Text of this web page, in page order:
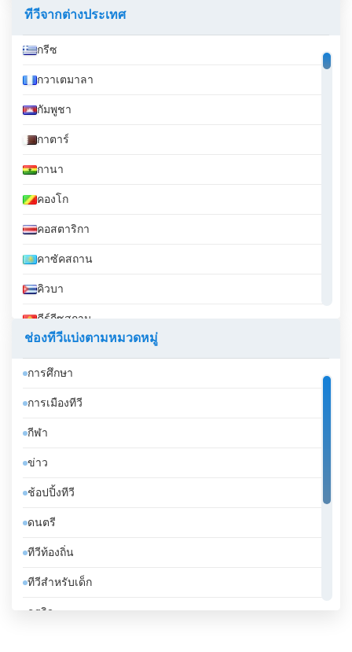
คุณสมบัติการถ่ายทอดสดและความสามารถในการรับ
ขึ้น ผ่านการแสวงหาความรู้อันศักดิ์สิทธิ์ การเพิ่มพูน
ความขัดแย้งในชีวิต ช่องนี้เสนอการเดินทางที่
ฟานมีศักยภาพที่จะปฏิวัติชีวิตของเราและมีส่วนช่วยใน
การเปลี่ยนแปลงเชิงบวกของมนุษยชาติ
Erfan Halgheh TV รับชมการถ่ายทอดสด
ออนไลน์ได้แล้วตอนนี้
ทีวีจากต่างประเทศ
กรีซ
กวาเตมาลา
กัมพูชา
กาตาร์
กานา
คองโก
คอสตาริกา
คาซัคสถาน
คิวบา
คีร์กีซสถาน
จอร์เจีย
จอร์แดน
จาเมกา
จิบูตี
จีน
ชาด
ชิลี
ซานมาริโน
ช่องทีวีแบ่งตามหมวดหมู่
การศึกษา
การเมืองทีวี
กีฬา
ข่าว
ช้อปปิ้งทีวี
ดนตรี
ทีวีท้องถิ่น
ทีวีสำหรับเด็ก
ธุรกิจ